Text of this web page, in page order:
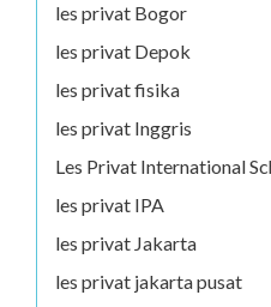
les privat Bogor
les privat Depok
les privat fisika
les privat Inggris
Les Privat International
les privat IPA
les privat Jakarta
les privat jakarta pusat